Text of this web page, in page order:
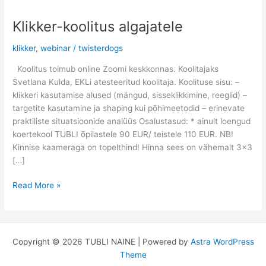
Klikker-koolitus algajatele
klikker,webinar /twisterdogs
Koolitus toimub online Zoomi keskkonnas. Koolitajaks
Svetlana Kulda, EKLi atesteeritud koolitaja. Koolituse sisu: –
klikkeri kasutamise alused (mängud, sisseklikkimine, reeglid) –
targetite kasutamine ja shaping kui põhimeetodid – erinevate
praktiliste situatsioonide analüüs Osalustasud: * ainult loengud
koertekool TUBLI õpilastele 90 EUR/ teistele 110 EUR. NB!
Kinnise kaameraga on topelthind! Hinna sees on vähemalt 3×3
[…]
Klikker-
algajatele
Read More »
Copyright © 2026 TUBLI NAINE | Powered by Astra WordPress
Theme